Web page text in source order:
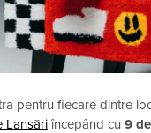
pentru fiecare dintre
Lansări începând cu 9